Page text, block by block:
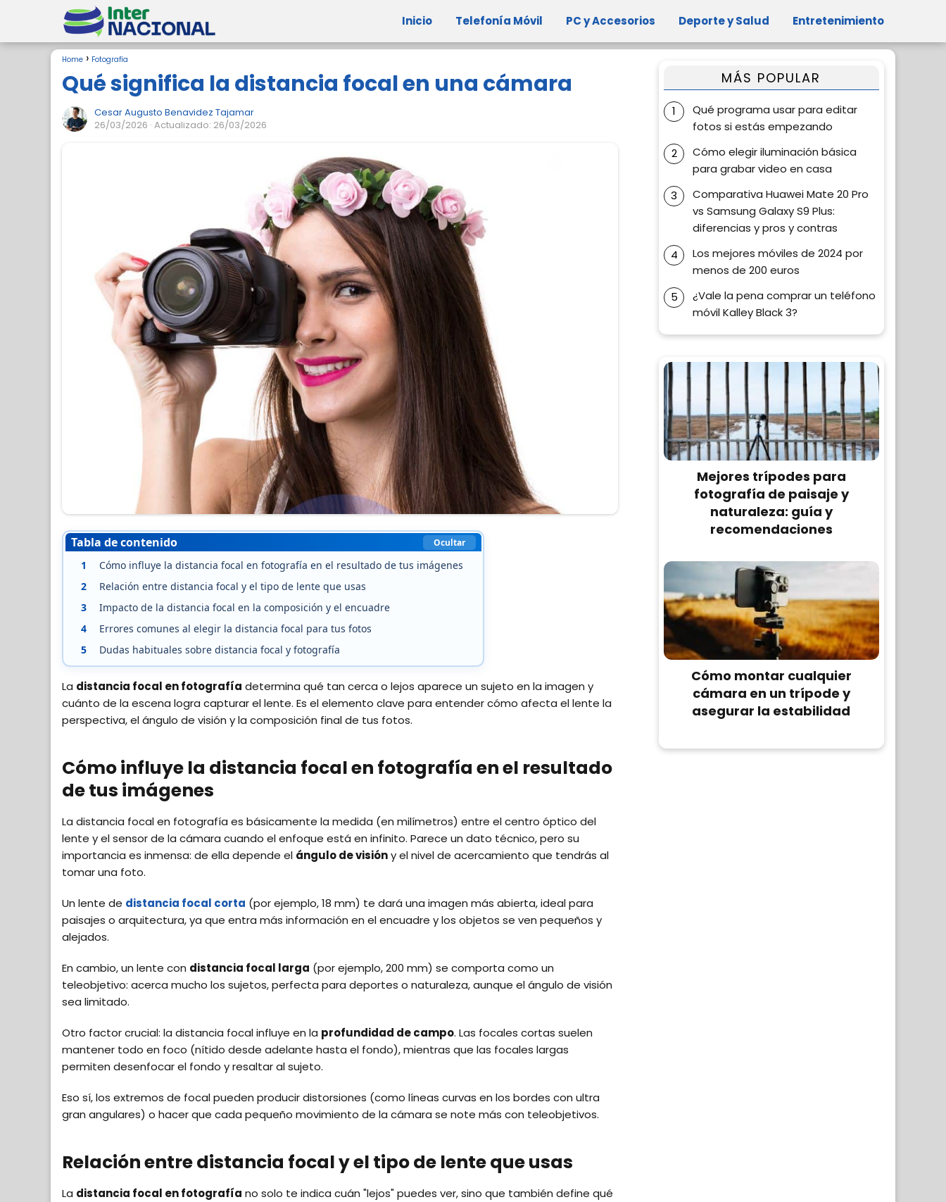
Inicio Telefonía Móvil PC y Accesorios Deporte y Salud Entretenimiento
Home Fotografía
Qué significa la distancia focal en una cámara
Cesar Augusto Benavidez Tajamar
26/03/2026 · Actualizado: 26/03/2026
Tabla de contenido Ocultar
1
Cómo influye la distancia focal en fotografía en el resultado de tus imágenes
2
Relación entre distancia focal y el tipo de lente que usas
3
Impacto de la distancia focal en la composición y el encuadre
4
Errores comunes al elegir la distancia focal para tus fotos
5
Dudas habituales sobre distancia focal y fotografía
La distancia focal en fotografía determina qué tan cerca o lejos aparece un sujeto en la imagen y
cuánto de la escena logra capturar el lente. Es el elemento clave para entender cómo afecta el lente la
perspectiva, el ángulo de visión y la composición final de tus fotos.
Cómo influye la distancia focal en fotografía en el resultado
de tus imágenes
La distancia focal en fotografía es básicamente la medida (en milímetros) entre el centro óptico del
lente y el sensor de la cámara cuando el enfoque está en infinito. Parece un dato técnico, pero su
importancia es inmensa: de ella depende el ángulo de visióny el nivel de acercamiento que tendrás al
tomar una foto.
Un lente de distancia focal corta (por ejemplo, 18 mm) te dará una imagen más abierta, ideal para
paisajes o arquitectura, ya que entra más información en el encuadre y los objetos se ven pequeños y
alejados.
En cambio, un lente con distancia focal larga (por ejemplo, 200 mm) se comporta como un
teleobjetivo: acerca mucho los sujetos, perfecta para deportes o naturaleza, aunque el ángulo de visión
sea limitado.
Otro factor crucial: la distancia focal influye en la profundidad de campo. Las focales cortas suelen
mantener todo en foco (nítido desde adelante hasta el fondo), mientras que las focales largas
permiten desenfocar el fondo y resaltar al sujeto.
Eso sí, los extremos de focal pueden producir distorsiones (como líneas curvas en los bordes con ultra
gran angulares) o hacer que cada pequeño movimiento de la cámara se note más con teleobjetivos.
Relación entre distancia focal y el tipo de lente que usas
La distancia focal en fotografía no solo te indica cuán "lejos" puedes ver, sino que también define qué
MÁS POPULAR
Qué programa usar para editar
fotos si estás empezando
Cómo elegir iluminación básica
para grabar video en casa
Comparativa Huawei Mate 20 Pro
vs Samsung Galaxy S9 Plus:
diferencias y pros y contras
Los mejores móviles de 2024 por
menos de 200 euros
¿Vale la pena comprar un teléfono
móvil Kalley Black 3?
Mejores trípodes para
fotografía de paisaje y
naturaleza: guía y
recomendaciones
Cómo montar cualquier
cámara en un trípode y
asegurar la estabilidad